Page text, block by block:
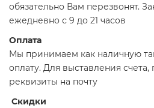
обязательно Вам перезвонят.
ежедневно с 9 до 21 часов
Оплата
Мы принимаем как наличную
оплату. Для выставления
реквизиты на почту
Скидки